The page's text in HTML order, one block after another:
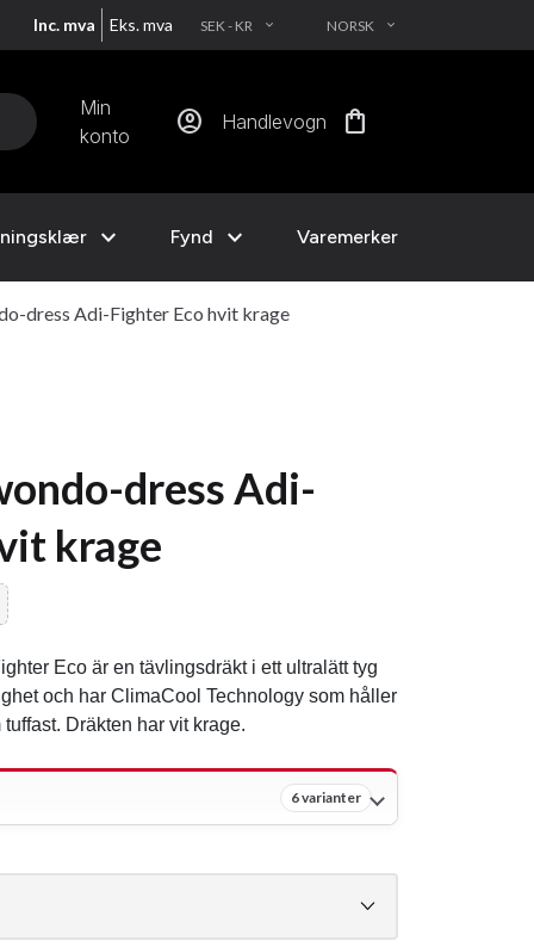
Inc. mva Eks. mva SEK - KR EXPAND_MORE NORSK EXPAND_MORE
Min
konto
account_circle Handlevogn shopping_bag
expand_more Fynd expand_more Varemerker
dress Adi-Fighter Eco hvit krage
dress Adi-
krage
Eco är en tävlingsdräkt i ett ultralätt tyg
och har ClimaCool Technology som håller
Dräkten har vit krage.
6 varianter